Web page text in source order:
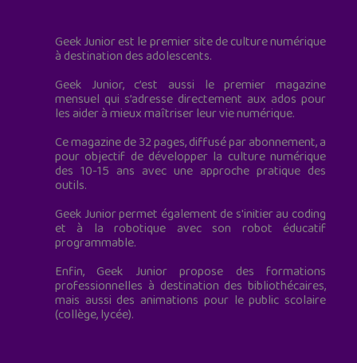
Geek Junior est le premier site de culture numérique
à destination des adolescents.
Geek Junior, c’est aussi le premier magazine
mensuel qui s’adresse directement aux ados pour
les aider à mieux maîtriser leur vie numérique.
Ce magazine de 32 pages, diffusé par abonnement, a
pour objectif de développer la culture numérique
des 10-15 ans avec une approche pratique des
outils.
Geek Junior permet également de s'initier au coding
et à la robotique avec son robot éducatif
programmable.
Enfin, Geek Junior propose des formations
professionnelles à destination des bibliothécaires,
mais aussi des animations pour le public scolaire
(collège, lycée).